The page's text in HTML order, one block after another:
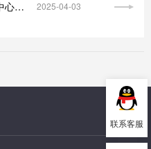
关于工业与信息化部教育考试中心培训和认证考试相关疑问与解答 2025-04-03
联系客服